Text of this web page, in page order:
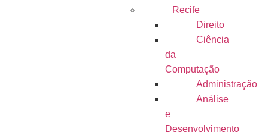
Recife
Direito
Ciência
da
Computação
Administração
Análise
e
Desenvolvimento